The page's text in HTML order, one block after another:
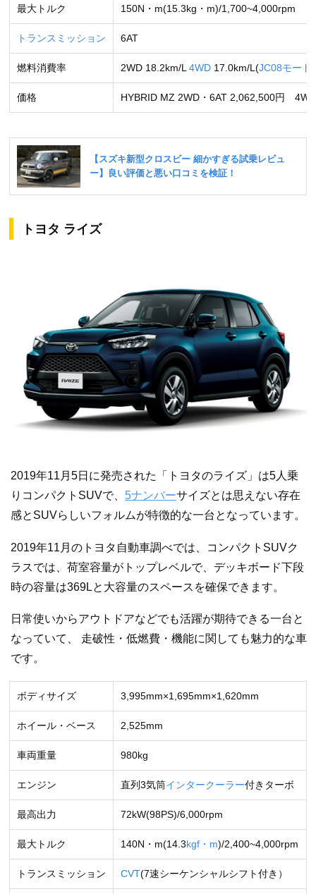
最大トルク 150N・m(15.3kg・m)/1,700~4,000rpm
トランスミッション 6AT
燃料消費率 2WD 18.2km/L 4WD 17.0km/L(JC08モード
価格 HYBRID MZ 2WD・6AT 2,062,500円
トヨタ ライズ
2019年11月5日に発売された「トヨタのライズ」は5人乗
りコンパクトSUVで、 5ナンバーサイズとは思えない存在
感とSUVらしいフォルムが特徴的な一台となっています。
2019年11月のトヨタ自動車調べでは、コンパクトSUVク
ラスでは、荷室容量がトップレベルで、デッキボード下段
時の容量は369Lと大容量のスペースを確保できます。
日常使いからアウトドアなどでも活躍が期待できる一台と
なっていて、 走破性・低燃費・機能に関しても魅力的な車
です。
ボディサイズ 3,995mm×1,695mm×1,620mm
ホイール・ベース 2,525mm
車両重量 980kg
エンジン 直列3気筒インタークーラー付きターボ
最高出力 72kW(98PS)/6,000rpm
最大トルク 140N・m(14.3kgf・m)/2,400~4,000rpm
トランスミッション CVT(7速シーケンシャルシフト付き）